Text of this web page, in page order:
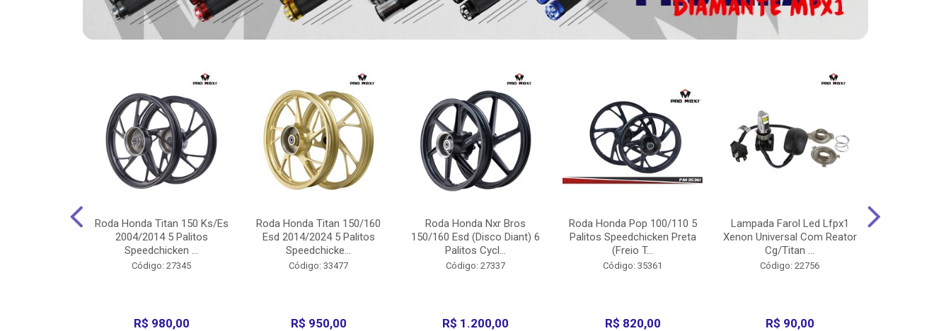
Roda Honda Titan 150 Ks/Es
2004/2014 5 Palitos
Speedchicken ...
Código: 27345
R$ 980,00
Roda Honda Titan 150/160
Esd 2014/2024 5 Palitos
Speedchicke...
Código: 33477
R$ 950,00
Roda Honda Nxr Bros
150/160 Esd (Disco Diant) 6
Palitos Cycl...
Código: 27337
R$ 1.200,00
Roda Honda Pop 100/110 5
Palitos Speedchicken Preta
(Freio T...
Código: 35361
R$ 820,00
Lampada Farol Led Lfpx1
Xenon Universal Com Reator
Cg/Titan ...
Código: 22756
R$ 90,00